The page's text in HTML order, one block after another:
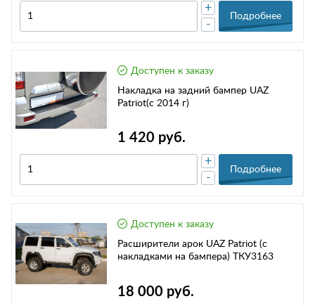
-
+
Подробнее
Доступен к заказу
Накладка на задний бампер UAZ
Patriot(с 2014 г)
1 420 руб.
-
+
Подробнее
Доступен к заказу
Расширители арок UAZ Patriot (с
накладками на бампера) ТКУ3163
18 000 руб.